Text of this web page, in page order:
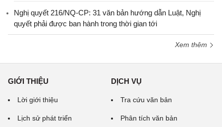
Nghị quyết 216/NQ-CP: 31 văn bản hướng dẫn Luật, Nghị
quyết phải được ban hành trong thời gian tới
Xem thêm
GIỚI THIỆU
Lời giới thiệu
Lịch sử phát triển
DỊCH VỤ
Tra cứu văn bản
Phân tích văn bản